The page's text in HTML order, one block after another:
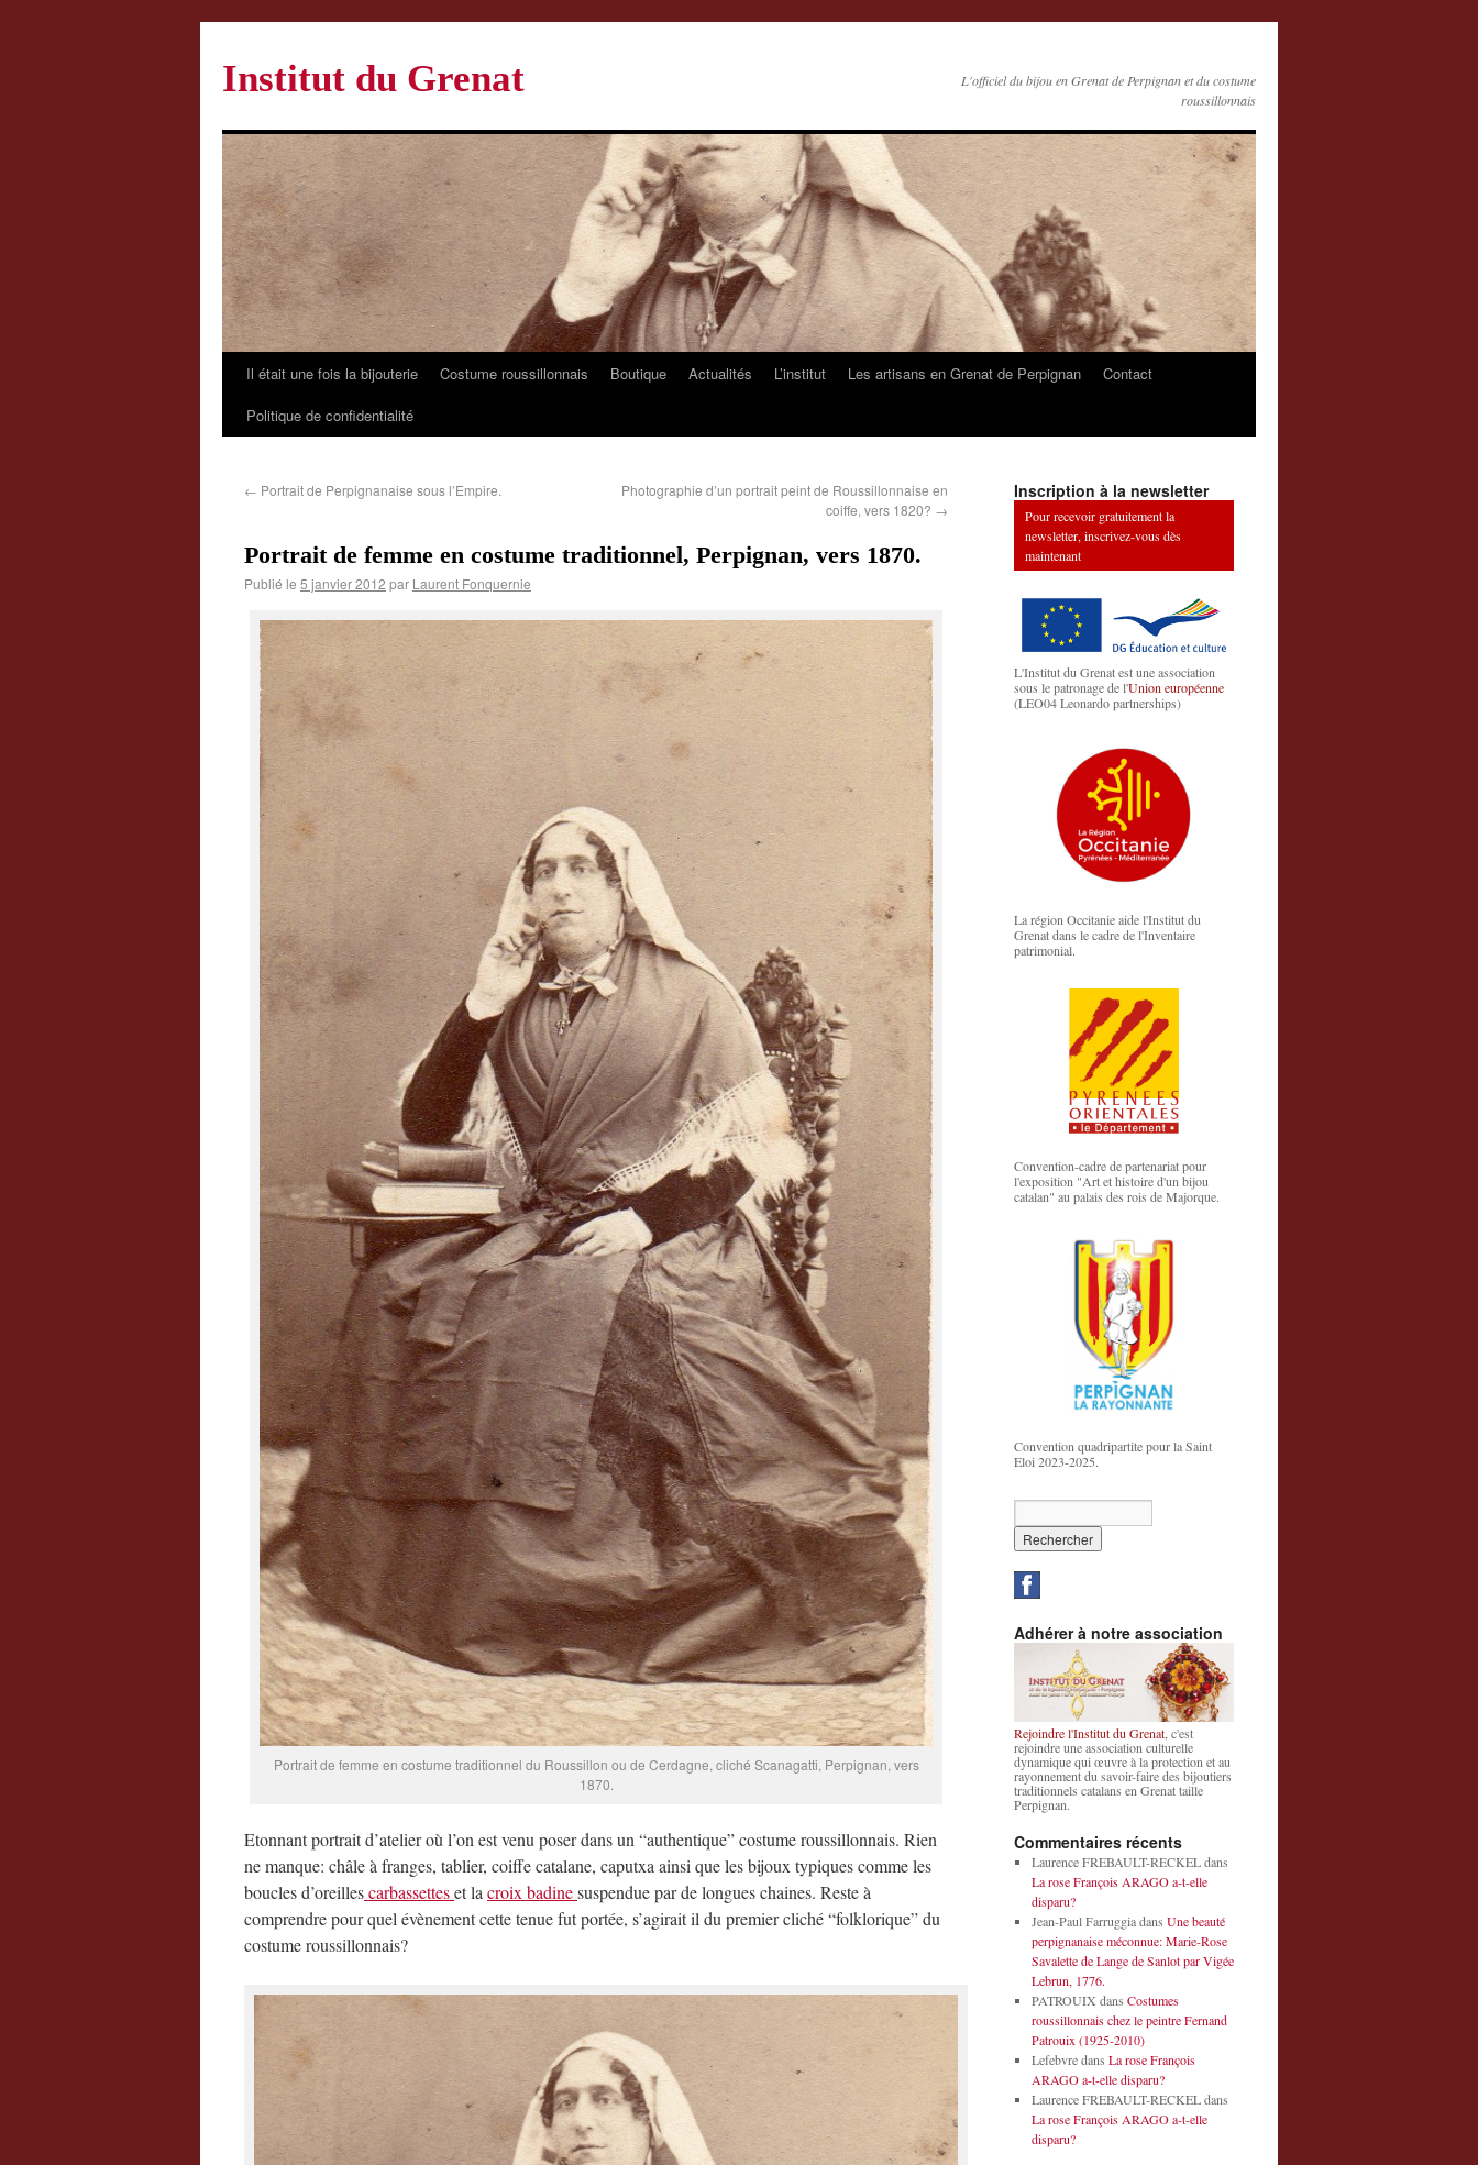
Institut du Grenat
L'officiel du bijou en Grenat de Perpignan et du costume
roussillonnais
Il était une fois la bijouterie Costume roussillonnais Boutique Actualités L’institut Les artisans en Grenat de Perpignan
Contact
Politique de confidentialité
← Portrait de Perpignanaise sous l’Empire.
Photographie d’un portrait peint de Roussillonnaise en
coiffe, vers 1820? →
Portrait de femme en costume traditionnel, Perpignan, vers 1870.
Publié le 5 janvier 2012 par Laurent Fonquernie
Portrait de femme en costume traditionnel du Roussillon ou de Cerdagne, cliché Scanagatti, Perpignan, vers
1870.
Etonnant portrait d’atelier où l’on est venu poser dans un “authentique” costume roussillonnais. Rien
ne manque: châle à franges, tablier, coiffe catalane, caputxa ainsi que les bijoux typiques comme les
boucles d’oreillescarbassetteset la croix badinesuspendue par de longues chaines. Reste à
comprendre pour quel évènement cette tenue fut portée, s’agirait il du premier cliché “folklorique” du
costume roussillonnais?
Inscription à la newsletter
Pour recevoir gratuitement la
newsletter, inscrivez-vous dès
maintenant
L'Institut du Grenat est une association
sous le patronage de l'Union européenne
(LEO04 Leonardo partnerships)
La région Occitanie aide l'Institut du
Grenat dans le cadre de l'Inventaire
patrimonial.
Convention-cadre de partenariat pour
l'exposition "Art et histoire d'un bijou
catalan" au palais des rois de Majorque.
Convention quadripartite pour la Saint
Eloi 2023-2025.
Adhérer à notre association
Rejoindre l'Institut du Grenat , c'est
rejoindre une association culturelle
dynamique qui œuvre à la protection et au
rayonnement du savoir-faire des bijoutiers
traditionnels catalans en Grenat taille
Perpignan.
Commentaires récents
Laurence FREBAULT-RECKELdans
La rose François ARAGO a-t-elle
disparu?
Jean-Paul Farruggiadans Une beauté
perpignanaise méconnue: Marie-Rose
Savalette de Lange de Sanlot par Vigée
Lebrun, 1776.
PATROUIX dans Costumes
roussillonnais chez le peintre Fernand
Patrouix (1925-2010)
Lefebvredans La rose François
ARAGO a-t-elle disparu?
Laurence FREBAULT-RECKELdans
La rose François ARAGO a-t-elle
disparu?